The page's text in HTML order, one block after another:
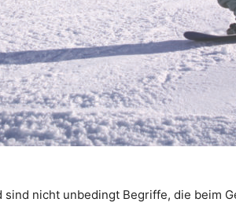
sind nicht unbedingt Begriffe, die beim